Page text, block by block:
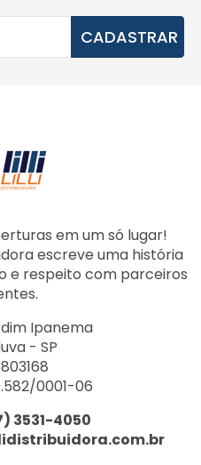
CADASTRAR
em um só lugar!
escreve uma história
e respeito com parceiros
Ipanema
- SP
0001-06
3531-4050